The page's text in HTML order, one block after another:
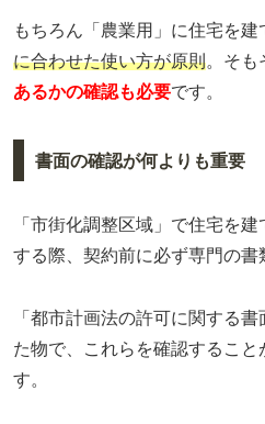
もちろん「農業用」に住宅を建
に合わせた使い方が原則。そも
あるかの確認も必要です。
書面の確認が何よりも重要
「市街化調整区域」で住宅を
する際、契約前に必ず専門の書
「都市計画法の許可に関する
た物で、これらを確認すること
す。